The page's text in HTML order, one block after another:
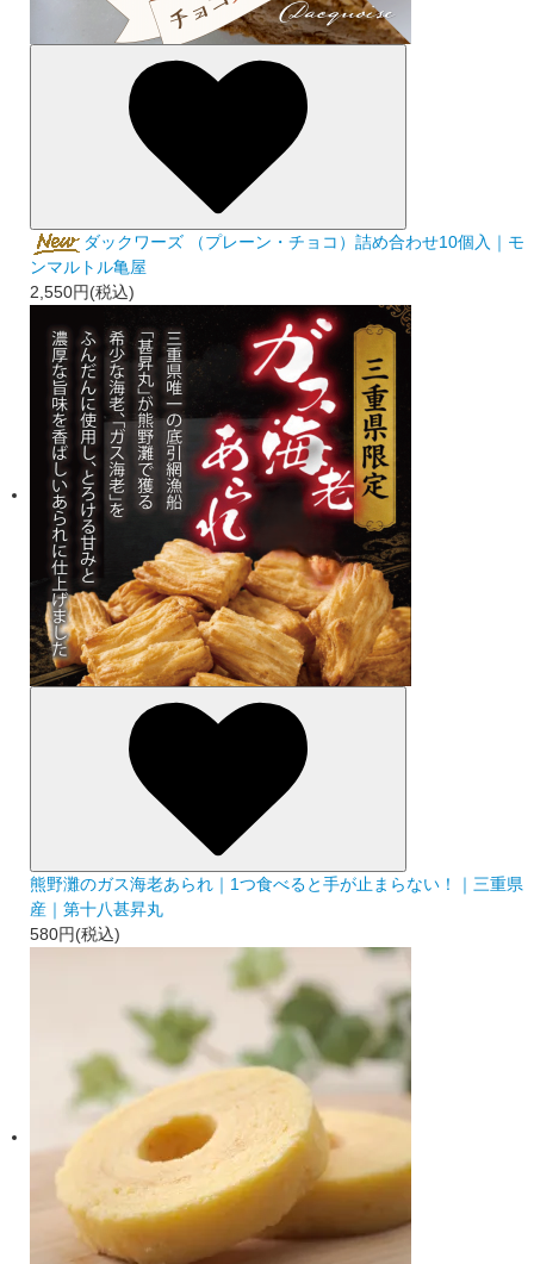
ダックワーズ （プレーン・チョコ）詰め合わせ10個入｜モ
ンマルトル亀屋
2,550円(税込)
熊野灘のガス海老あられ｜1つ食べると手が止まらない！｜三重県
産｜第十八甚昇丸
580円(税込)